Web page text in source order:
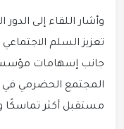
وأشار اللقاء إلى
تعزيز السلم
جانب إسهامات
المجتمع الحضرمي في
مستقبل أكثر تماسكًا